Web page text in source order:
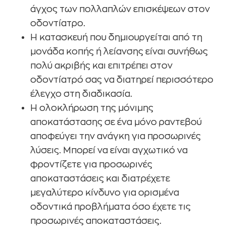
άγχος των πολλαπλών επισκέψεων στον
οδοντίατρο.
Η κατασκευή που δημιουργείται από τη
μονάδα κοπής ή λείανσης είναι συνήθως
πολύ ακριβής και επιτρέπει στον
οδοντίατρό σας να διατηρεί περισσότερο
έλεγχο στη διαδικασία.
Η ολοκλήρωση της μόνιμης
αποκατάστασης σε ένα μόνο ραντεβού
αποφεύγει την ανάγκη για προσωρινές
λύσεις. Μπορεί να είναι αγχωτικό να
φροντίζετε για προσωρινές
αποκαταστάσεις και διατρέχετε
μεγαλύτερο κίνδυνο για ορισμένα
οδοντικά προβλήματα όσο έχετε τις
προσωρινές αποκαταστάσεις.